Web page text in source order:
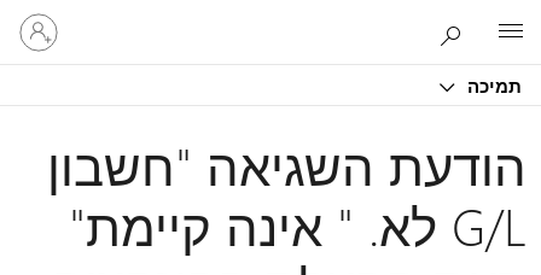
תמיכה
היכנס
לחשבון
שלך
הודעת השגיאה "חשבון
G/L לא. " אינה קיימת"